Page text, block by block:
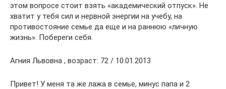
этом вопросе стоит взять «академический отпуск». Не
хватит у тебя сил и нервной энергии на учебу, на
противостояние семье да еще и на раннюю «личную
жизнь». Побереги себя.
Агния Львовна , возраст: 72 / 10.01.2013
Привет! У меня та же лажа в семье, минус папа и 2